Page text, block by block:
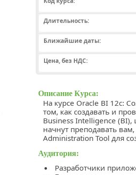
Длительность:
Ближайшие даты:
Цена, без НДС:
Описание Курса:
На курсе Oracle BI 12c:
том, как создавать и
Business Intelligence
начнут преподавать
Administration Tool для
Аудитория:
Разработчики